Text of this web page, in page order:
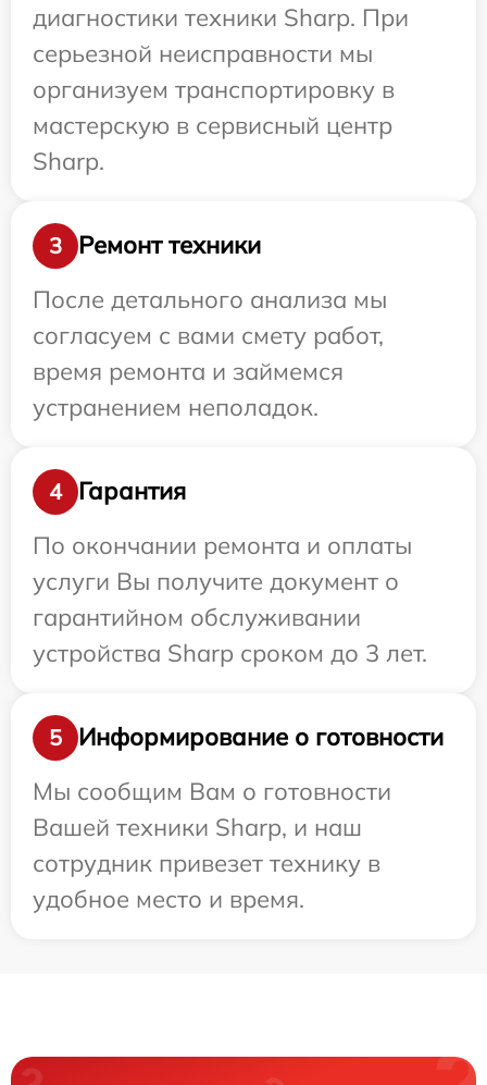
диагностики техники Sharp. При
серьезной неисправности мы
организуем транспортировку в
мастерскую в сервисный центр
Sharp.
3
Ремонт техники
После детального анализа мы
согласуем с вами смету работ,
время ремонта и займемся
устранением неполадок.
4
Гарантия
По окончании ремонта и оплаты
услуги Вы получите документ о
гарантийном обслуживании
устройства Sharp сроком до 3 лет.
5
Информирование о готовности
Мы сообщим Вам о готовности
Вашей техники Sharp, и наш
сотрудник привезет технику в
удобное место и время.